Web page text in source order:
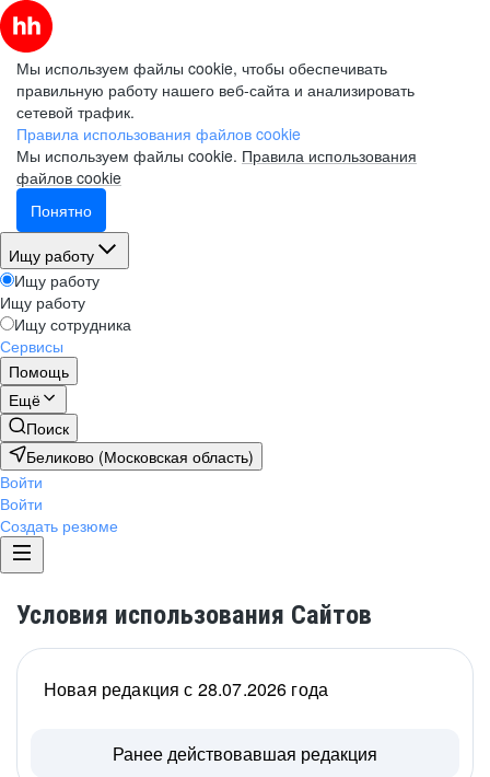
Мы используем файлы cookie, чтобы обеспечивать
правильную работу нашего веб-сайта и анализировать
сетевой трафик.
Правила использования файлов cookie
Мы используем файлы cookie. Правила использования
файлов cookie
Понятно
Ищу работу
Ищу работу
Ищу работу
Ищу сотрудника
Сервисы
Помощь
Ещё
Поиск
Беликово (Московская область)
Войти
Войти
Создать резюме
Условия использования Сайтов
Новая редакция с 28.07.2026 года
Ранее действовавшая редакция